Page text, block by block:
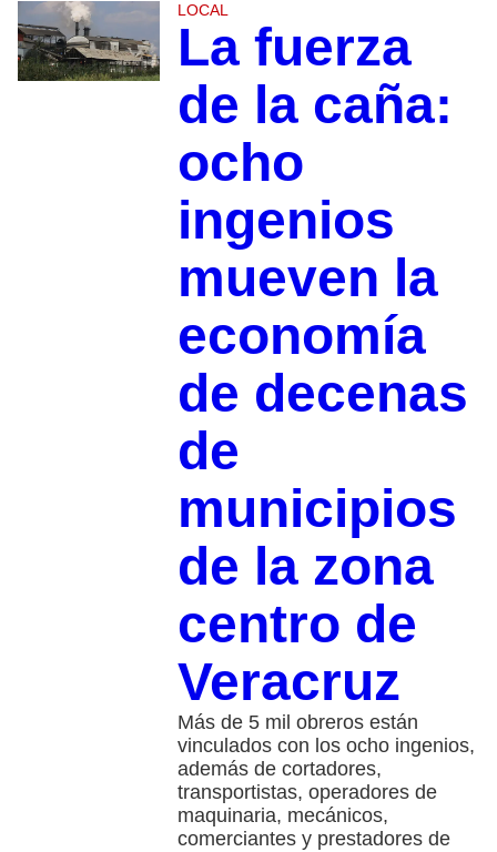
LOCAL
La fuerza
de la caña:
ocho
ingenios
mueven la
economía
de decenas
de
municipios
de la zona
centro de
Veracruz
Más de 5 mil obreros están
vinculados con los ocho ingenios,
además de cortadores,
transportistas, operadores de
maquinaria, mecánicos,
comerciantes y prestadores de